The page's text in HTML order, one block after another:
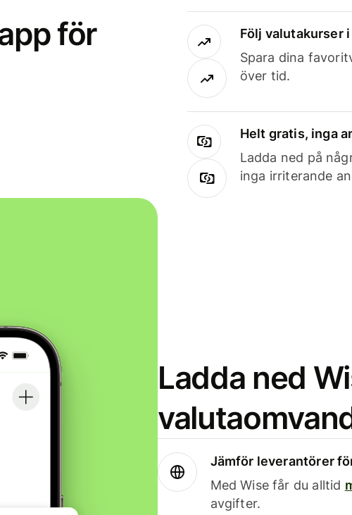
för
Följ valutakurser
Spara dina
över tid.
Helt gratis, inga
Ladda ned på
inga irriterande
Ladda ned
Jämför leverantörer
Med Wise får du alltid
avgifter.